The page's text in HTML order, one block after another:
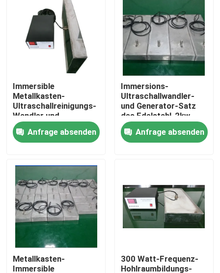
Produkte
Über uns
Fabrik-Ausflug
Qualitätskontrolle
Treten Sie mit uns in Verbindung
Fordern Sie ein Zitat
Reinigung Ultraschallwandler
High-Power-Ultraschallwandler
Multi Frequenz-Ultraschallwandler
Immersible
Metallkasten-
Ultraschallreinigungs-
Wandler und
Generator-Ausrüstung
Anfrage absenden
Immersions-
Ultraschallwandler-
und Generator-Satz
des Edelstahl-2kw
Anfrage absenden
Metallkasten-
Immersible
300 Watt-Frequenz-
Hohlraumbildungs-